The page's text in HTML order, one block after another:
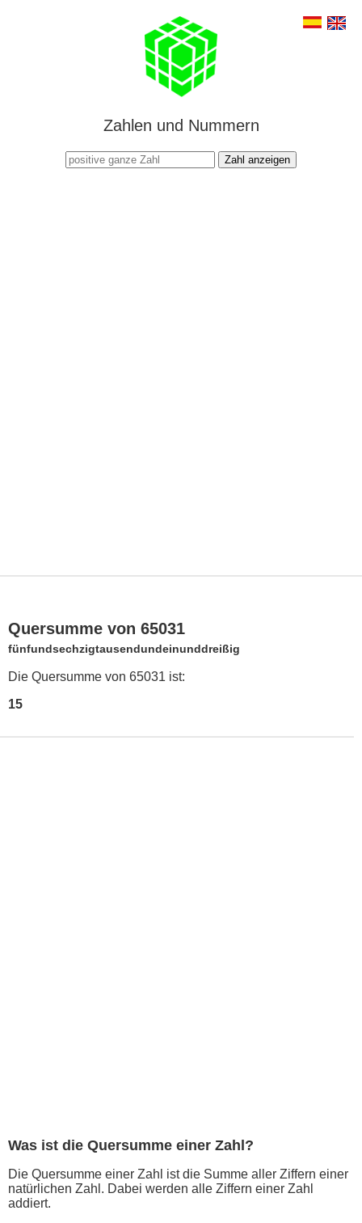
Zahlen und Nummern
Zahl anzeigen
Quersumme von 65031
fünfundsechzigtausendundeinunddreißig
Die Quersumme von 65031 ist:
15
Was ist die Quersumme einer Zahl?
Die Quersumme einer Zahl ist die Summe aller Ziffern einer
natürlichen Zahl. Dabei werden alle Ziffern einer Zahl
addiert.